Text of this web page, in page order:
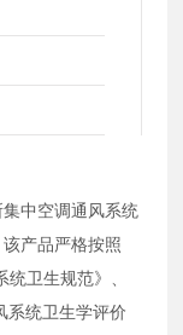
中空调通风系统
产品严格按照
卫生规范》、
系统卫生学评价